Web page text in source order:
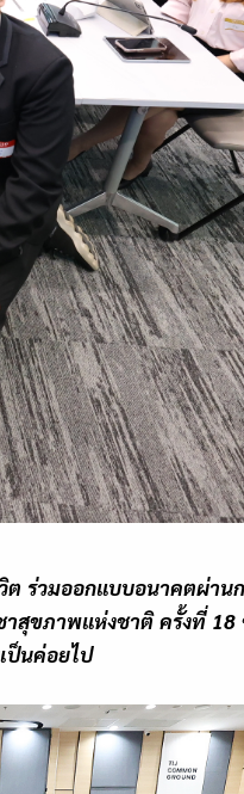
ต ร่วมออกแบบอนาคตผ่าน
าสุขภาพแห่งชาติ ครั้งที่ 18
ป็นค่อยไป